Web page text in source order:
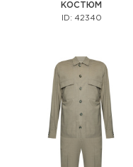
КОСТЮМ
ID: 42340